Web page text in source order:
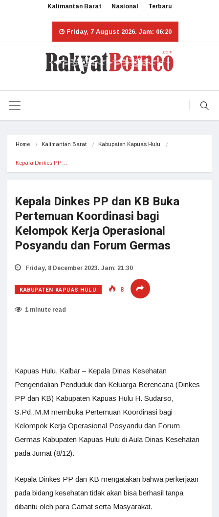
Kalimantan Barat Nasional Terbaru
Friday, 7 August 2026. Jam: 06:20
Home Kalimantan Barat Kabupaten Kapuas Hulu
Kepala Dinkes PP…
Kepala Dinkes PP dan KB Buka
Pertemuan Koordinasi bagi
Kelompok Kerja Operasional
Posyandu dan Forum Germas
Friday, 8 December 2023. Jam: 21:30
KABUPATEN KAPUAS HULU 8
1 minute read
Kapuas Hulu, Kalbar – Kepala Dinas Kesehatan
Pengendalian Penduduk dan Keluarga Berencana (Dinkes
PP dan KB) Kabupaten Kapuas Hulu H. Sudarso,
S.Pd.,M.M membuka Pertemuan Koordinasi bagi
Kelompok Kerja Operasional Posyandu dan Forum
Germas Kabupaten Kapuas Hulu di Aula Dinas Kesehatan
pada Jumat (8/12).
Kepala Dinkes PP dan KB mengatakan bahwa perkerjaan
pada bidang kesehatan tidak akan bisa berhasil tanpa
dibantu oleh para Camat serta Masyarakat.